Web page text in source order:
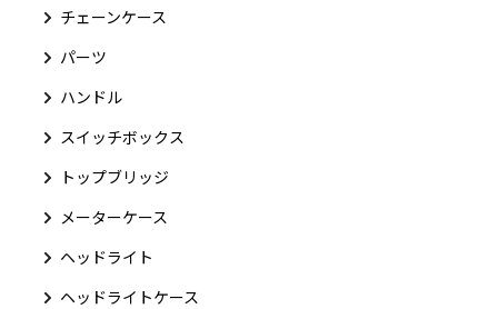
チェーンケース
パーツ
ハンドル
スイッチボックス
トップブリッジ
メーターケース
ヘッドライト
ヘッドライトケース